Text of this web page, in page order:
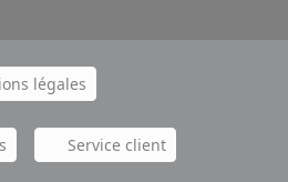
légales
Service client